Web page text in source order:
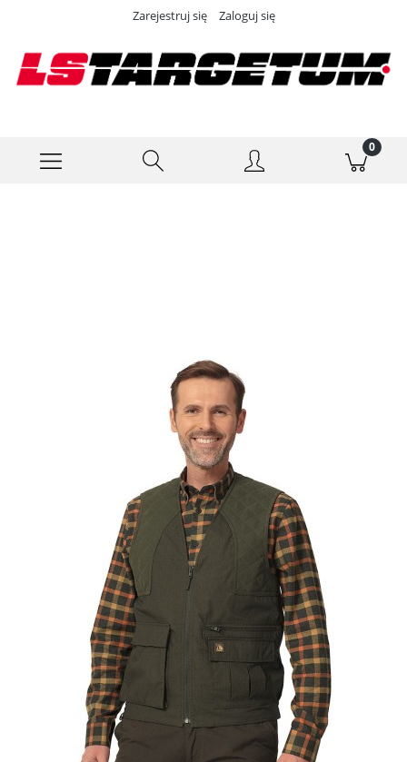
Zarejestruj się Zaloguj się